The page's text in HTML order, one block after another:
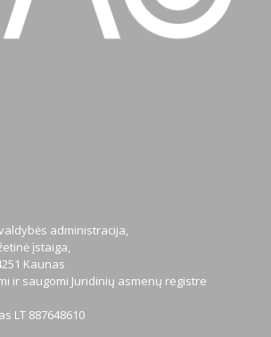
administracija,
įstaiga,
Kaunas
ir saugomi Juridinių asmenų registre
LT 887648610